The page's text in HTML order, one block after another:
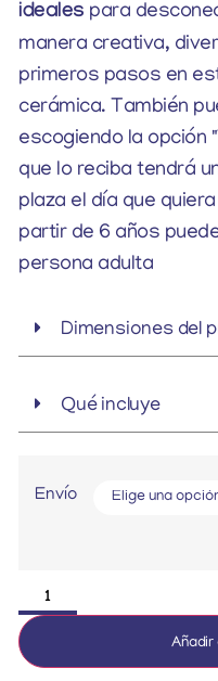
ideales para
manera creativa,
primeros pasos en
cerámica. También
escogiendo la opción
que lo reciba tendrá
plaza el día que
partir de 6 años
persona adulta
Dimensiones del
Qué incluye
Envío